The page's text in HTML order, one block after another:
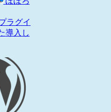
ラグイ
導入し